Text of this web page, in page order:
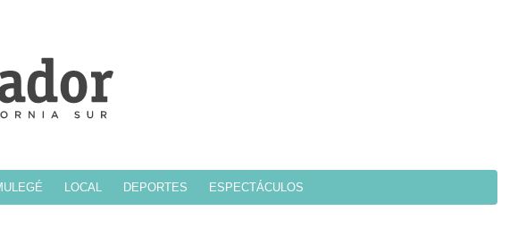
LOCAL DEPORTES ESPECTÁCULOS